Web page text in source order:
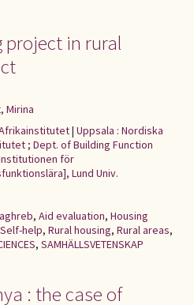
project in rural
Mirina
| Uppsala : Nordiska
; Dept. of Building Function
för
Lund Univ.
, Aid evaluation, Housing
Self-help, Rural housing, Rural areas,
, SAMHÄLLSVETENSKAP
: the case of